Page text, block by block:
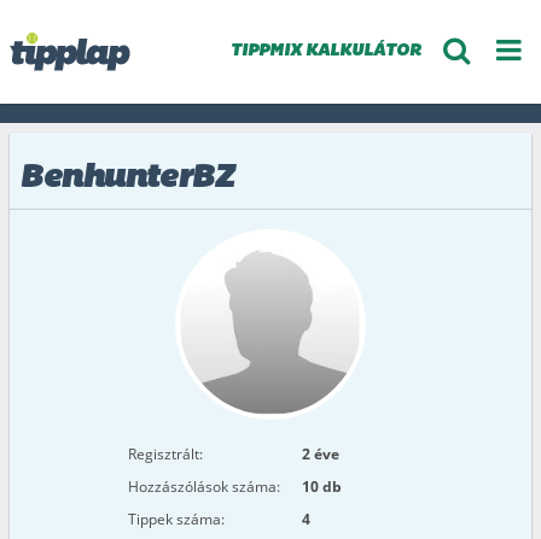
TIPPMIX KALKULÁTOR
BenhunterBZ
Regisztrált:
2 éve
Hozzászólások száma:
10 db
Tippek száma:
4